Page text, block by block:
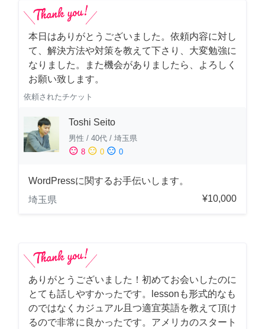
本日はありがとうございました。依頼内容に対し
て、解決方法や対策を教えて下さり、大変勉強に
なりました。また機会がありましたら、よろしく
お願い致します。
依頼されたチケット
Toshi Seito
男性 / 40代 / 埼玉県
sentiment_satisfied 8 sentiment_neutral 0 sentiment_dissatisfied 0
WordPressに関するお手伝いします。
埼玉県
¥10,000
ありがとうございました！初めてお会いしたのに
とても話しやすかったです。lessonも形式的なも
のではなくカジュアル且つ適宜英語を教えて頂け
るので非常に良かったです。アメリカのスタート